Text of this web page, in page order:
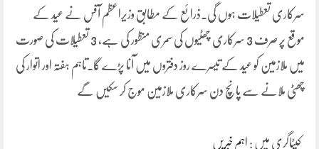
سرکاری تعطیلات ہوں گی۔ذرائع کے مطابق وزیراعظم آفس نے عید کے
موقع پر صرف 3 سرکاری چھٹیوں کی سمری منظور کی ہے، 3 تعطیلات کی صورت
میں ملازمین کو عید کے تیسرے روز دفتروں میں آنا پڑے گا۔تاہم ہفتہ اور اتوار کی
چھٹی ملانے سے پانچ دن سرکاری ملازمین موج کر سکیں گے
کیٹاگری میں : اہم خبریں